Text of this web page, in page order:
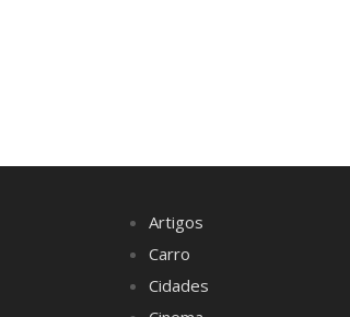
Artigos
Carro
Cidades